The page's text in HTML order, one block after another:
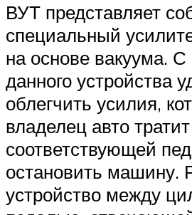
ВУТ представляет
специальный
на основе вакуума.
данного устройства
облегчить усилия,
владелец авто
соответствующей
остановить машину.
устройство между